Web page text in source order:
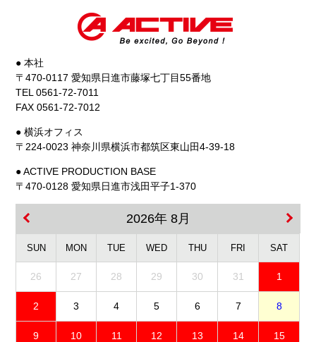
● 本社
〒470-0117 愛知県日進市藤塚七丁目55番地
TEL 0561-72-7011
FAX 0561-72-7012
● 横浜オフィス
〒224-0023 神奈川県横浜市都筑区東山田4-39-18
● ACTIVE PRODUCTION BASE
〒470-0128 愛知県日進市浅田平子1-370
2026年 8月
SUN MON TUE WED THU FRI SAT
26 27 28 29 30 31 1
2 3 4 5 6 7 8
9 10 11 12 13 14 15